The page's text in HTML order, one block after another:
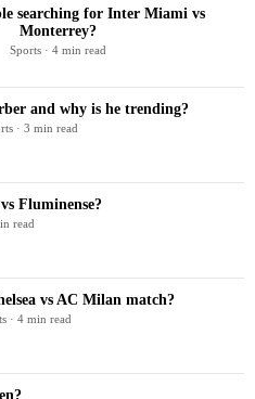
searching for Inter Miami vs
Monterrey?
Sports · 4 min read
and why is he trending?
· 3 min read
Fluminense?
read
vs AC Milan match?
· 4 min read